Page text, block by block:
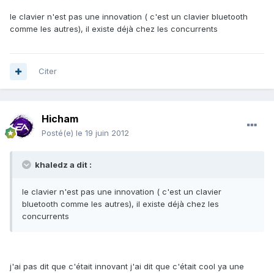
le clavier n'est pas une innovation ( c'est un clavier bluetooth
comme les autres), il existe déjà chez les concurrents
Citer
Hicham
Posté(e) le 19 juin 2012
khaledz a dit :
le clavier n'est pas une innovation ( c'est un clavier
bluetooth comme les autres), il existe déjà chez les
concurrents
j'ai pas dit que c'était innovant j'ai dit que c'était cool ya une